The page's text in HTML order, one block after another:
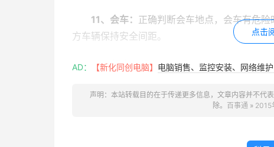
11、会车： 正确判断会车地点，会车有危
方车辆保持安全间距。
12、超车：超车前，保持与被超越车辆的
态，保持横向安全距离。超越后，在不影响被
降低车速，观察交通情况，正
点击
AD： 【新化同创电脑】 电脑销售、监控安装、网络维
声明：本站转载目的在于传递更多信息，文章内容并不代
除。 百事通 » 2015